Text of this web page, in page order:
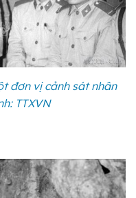
đơn vị cảnh sát nhân
TTXVN